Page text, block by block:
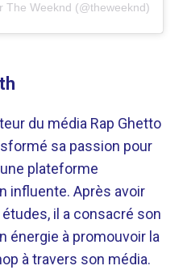
The Weeknd (@theweeknd)
du média Rap Ghetto
sa passion pour
une plateforme
influente. Après avoir
il a consacré son
énergie à promouvoir la
à travers son média.